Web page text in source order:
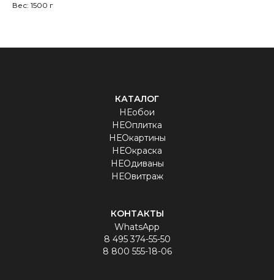
Вес: 1500 г
КАТАЛОГ
НЕобои
НЕОплитка
НЕОкартины
НЕОкраска
НЕОдиваны
НЕОвитраж
КОНТАКТЫ
WhatsApp
8 495 374-55-50
8 800 555-18-06